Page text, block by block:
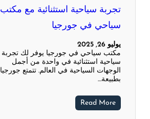
تجربة سياحية استثنائية مع مكتب
سياحي في جورجيا
يوليو 26, 2025
مكتب سياحي في جورجيا يوفر لك تجربة
سياحية استثنائية في واحدة من أجمل
الوجهات السياحية في العالم. تتمتع جورجيا
بطبيعة…
Read More